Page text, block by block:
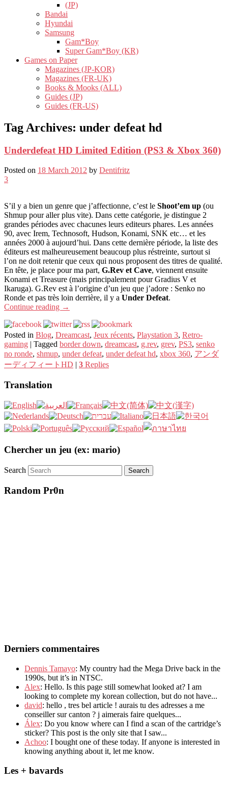
(JP)
Bandai
Hyundai
Samsung
Gam*Boy
Super Gam*Boy (KR)
Games on Paper
Magazines (JP-KOR)
Magazines (FR-UK)
Books & Mooks (ALL)
Guides (JP)
Guides (FR-US)
Tag Archives: under defeat hd
Underdefeat HD Limited Edition (PS3 & Xbox 360)
Posted on 18 March 2012 by Dentifritz
3
S’il y a bien un genre que j’affectionne, c’est le Shoot’em up (ou
Shmup pour aller plus vite). Dans cette catégorie, je distingue 2
grandes périodes avec chacunes leurs editeurs phares. Les années
90, avec Irem, Technosoft, Hudson, Konami, SNK etc… et les
années 2000 à aujourd’hui. Dans cette dernière période, la liste des
éditeurs est malheureusement beaucoup plus réstreinte, surtout si
l’on ne doit retenir que ceux qui nous proposent des titres de qualité.
En tête, je place pour ma part, G.Rev et Cave, viennent ensuite
Konami et Treasure (mais principalement pour Gradius V et
Ikaruga). G.Rev est à l’origine d’un jeu que j’adore : Senko no
Ronde et pas très loin derrière, il y a Under Defeat.
Continue reading →
Posted in Blog, Dreamcast, Jeux récents, Playstation 3, Retro-
gaming | Tagged border down, dreamcast, g.rev, grev, PS3, senko
no ronde, shmup, under defeat, under defeat hd, xbox 360, アンダ
ーディフィートHD | 3 Replies
Translation
Chercher un jeu (ex: mario)
Search
Random Pr0n
Derniers commentaires
Dennis Tamayo: My country had the Mega Drive back in the
1990s, but it’s in NTSC.
Alex: Hello. Is this page still somewhat looked at? I am
looking to complete my korean collection, but do not have...
david: hello , tres bel article ! aurais tu des adresses a me
conseiller sur canton ? j aimerais faire quelques...
Álex: Do you know where can I find a scan of the cartridge’s
sticker? This post is the only site that I saw...
Achoo: I bought one of these today. If anyone is interested in
knowing anything about it, let me know.
Les + bavards